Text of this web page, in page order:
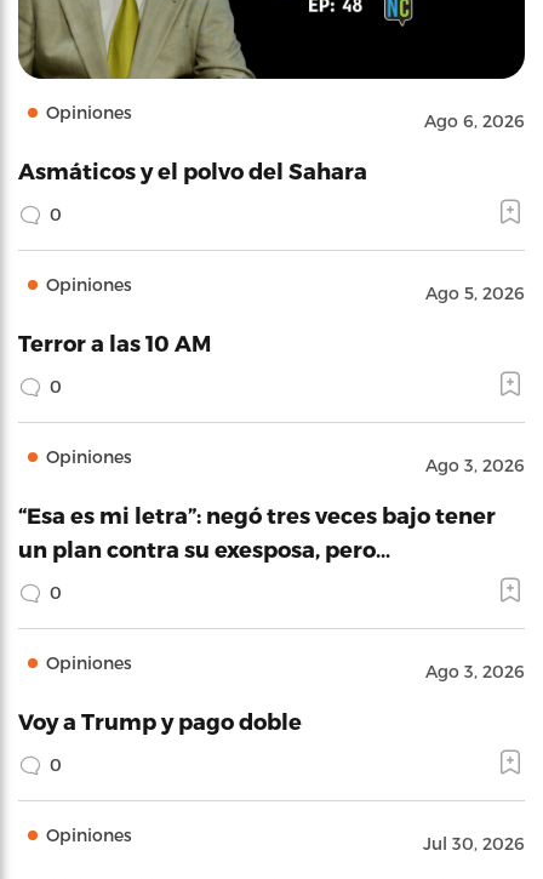
Opiniones Ago 6, 2026
Asmáticos y el polvo del Sahara
0
Opiniones Ago 5, 2026
Terror a las 10 AM
0
Opiniones Ago 3, 2026
“Esa es mi letra”: negó tres veces bajo tener
un plan contra su exesposa, pero…
0
Opiniones Ago 3, 2026
Voy a Trump y pago doble
0
Opiniones Jul 30, 2026